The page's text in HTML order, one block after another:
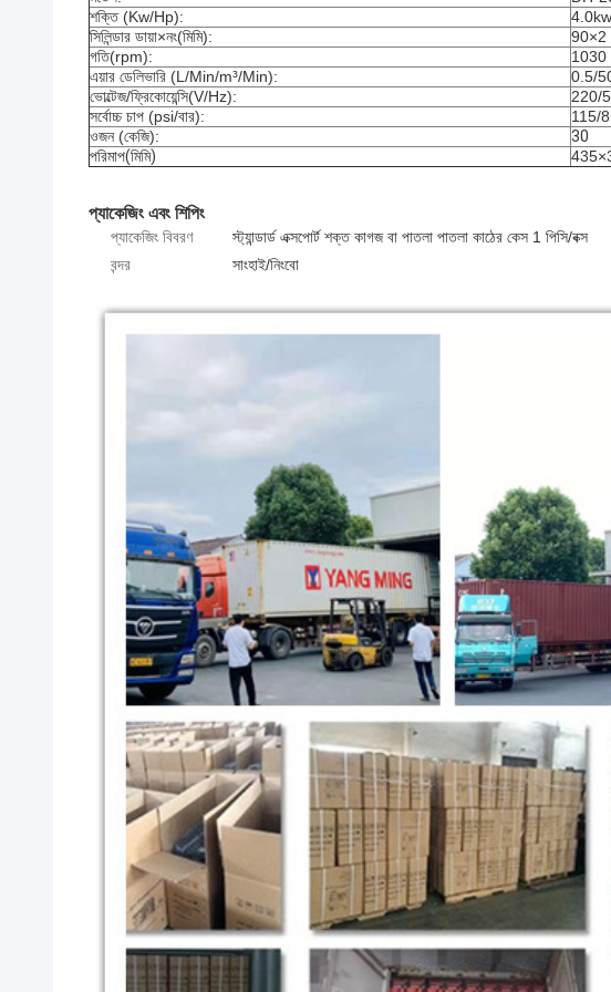
শক্তি (Kw/Hp):
সিলিন্ডার ডায়া×নং(মিমি):
90×2
গতি(rpm):
1030
এয়ার ডেলিভারি (L/Min/m³/Min):
0.5/
ভোল্টেজ/ফ্রিকোয়েন্সি(V/Hz):
220/
সর্বোচ্চ চাপ (psi/বার):
115/8
ওজন (কেজি):
30
পরিমাপ(মিমি)
প্যাকেজিং এবং শিপিং
প্যাকেজিং বিবরণ
স্ট্যান্ডার্ড এক্সপোর্ট শক্ত কাগজ বা পাতলা পাতলা কাঠের কেস 1 পিসি/বক্স
বন্দর
সাংহাই/নিংবো